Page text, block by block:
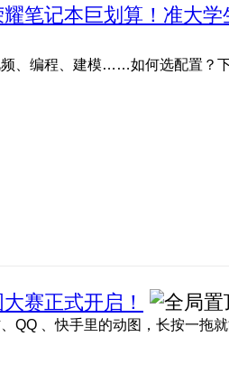
笔记本巨划算！准大
赛正式开启！